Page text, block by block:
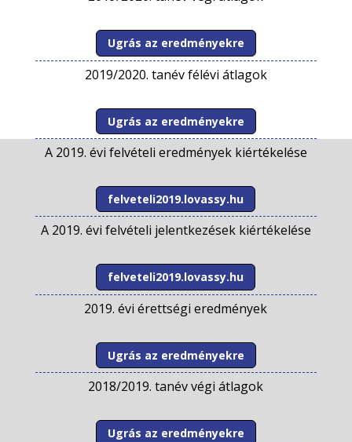
Ugrás az eredményekre
2019/2020. tanév félévi átlagok
Ugrás az eredményekre
A 2019. évi felvételi eredmények kiértékelése
felveteli2019.lovassy.hu
A 2019. évi felvételi jelentkezések kiértékelése
felveteli2019.lovassy.hu
2019. évi érettségi eredmények
Ugrás az eredményekre
2018/2019. tanév végi átlagok
Ugrás az eredményekre